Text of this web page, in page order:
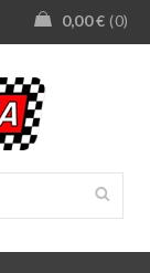
0,00€ 0